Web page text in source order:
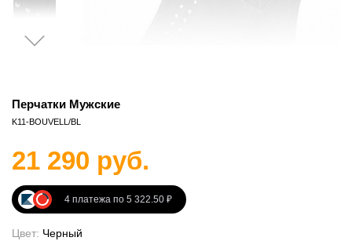
Перчатки Мужские
K11-BOUVELL/BL
21 290 руб.
4 платежа по 5 322.50 ₽
Цвет: Черный